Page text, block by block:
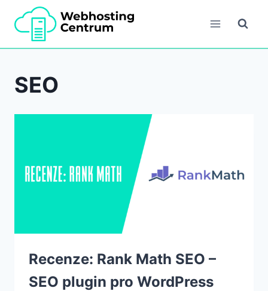
Přeskočit
obsah
SEO
Recenze: Rank Math SEO –
SEO plugin pro WordPress